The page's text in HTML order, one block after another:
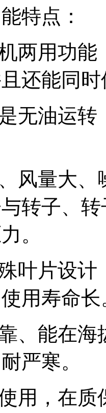
特点：
两用功能
还能同
无油运
风量大
转子、
。
叶片设
用寿命长
、能在海
严寒。
用，在